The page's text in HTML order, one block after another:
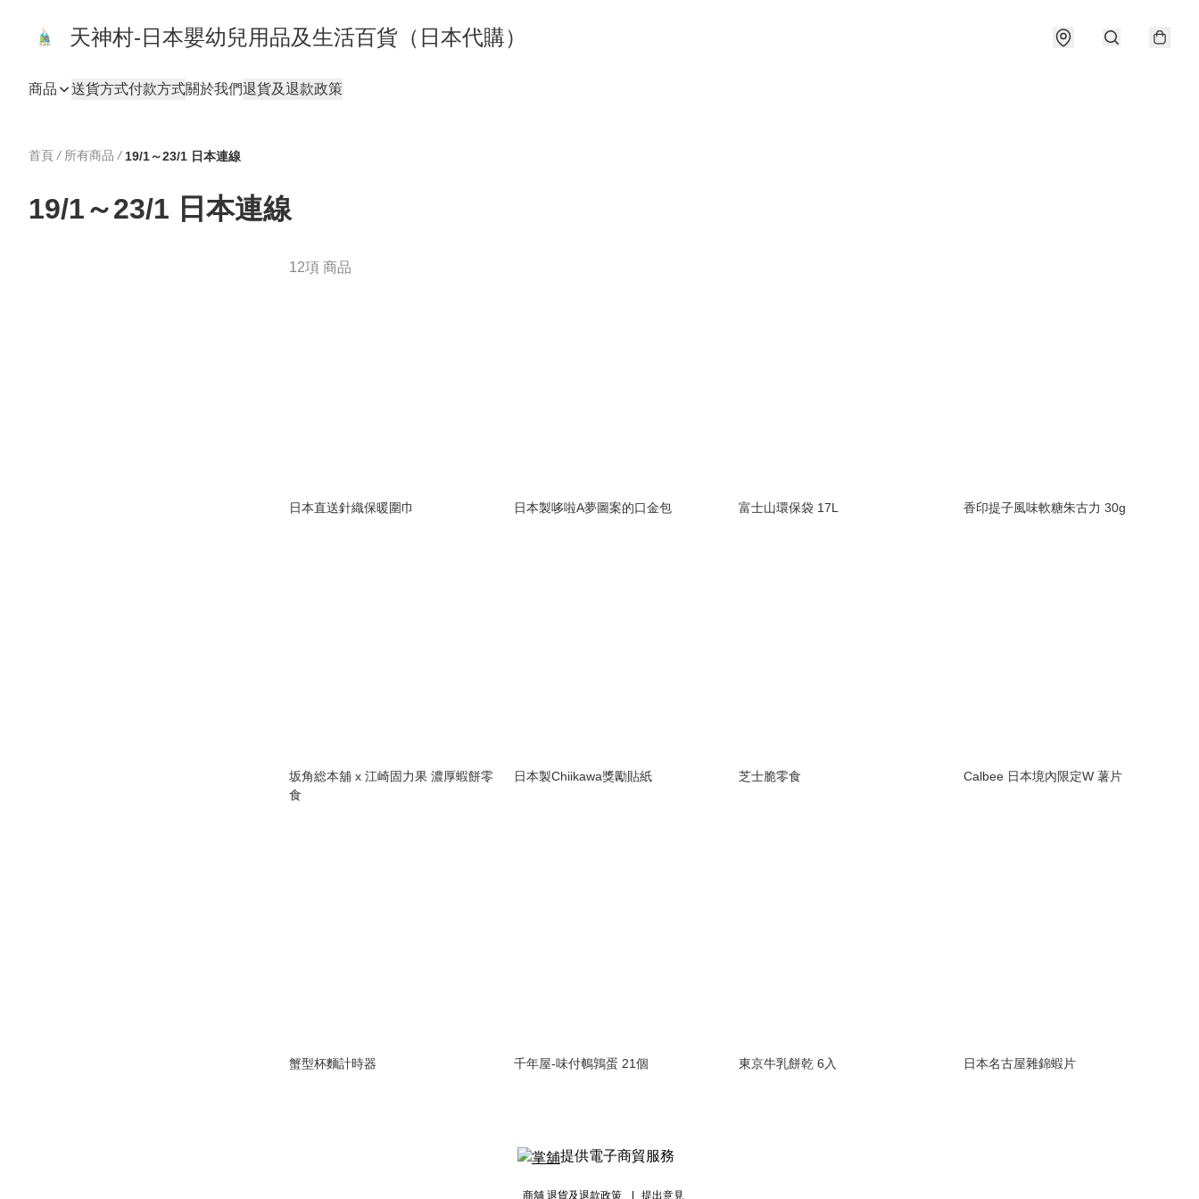
天神村-日本嬰幼兒用品及生活百貨（日本代購）
商品 送貨方式付款方式關於我們退貨及退款政策
首頁 / 所有商品 / 19/1～23/1 日本連線
19/1～23/1 日本連線
12項 商品
日本直送針織保暖圍巾 日本製哆啦A夢圖案的口金包 富士山環保袋 17L 香印提子風味軟糖朱古力 30g
坂角総本舖 x 江崎固力果 濃厚蝦餅零
食
日本製Chiikawa獎勵貼紙 芝士脆零食 Calbee 日本境內限定W 薯片
蟹型杯麵計時器 千年屋-味付鵪鶉蛋 21個 東京牛乳餅乾 6入 日本名古屋雜錦蝦片
提供電子商貿服務
商舖 退貨及退款政策 提出意見